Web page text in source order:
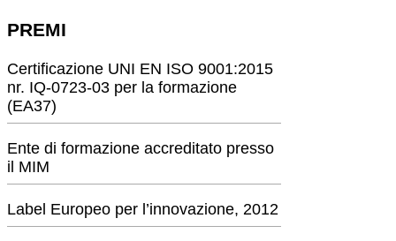
PREMI
Certificazione UNI EN ISO 9001:2015
nr. IQ-0723-03 per la formazione
(EA37)
Ente di formazione accreditato presso
il MIM
Label Europeo per l’innovazione, 2012